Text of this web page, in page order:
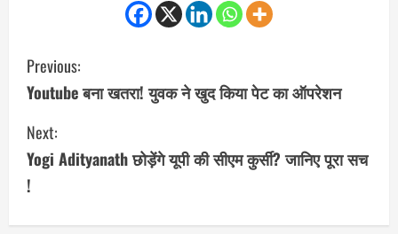
C
o
n
t
i
Previous:
Youtube बना खतरा! युवक ने खुद किया पेट का ऑपरेशन
Next:
Yogi Adityanath छोड़ेंगे यूपी की सीएम कुर्सी? जानिए पूरा सच
!